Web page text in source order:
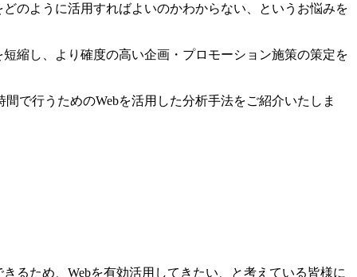
のように活用すればよいのかわからない、というお悩みを
縮し、より確度の高い企画・プロモーション施策の策定を
で行うためのWebを活用した分析手法をご紹介いたしま
るため、Webを有効活用してきたい、と考えている皆様に